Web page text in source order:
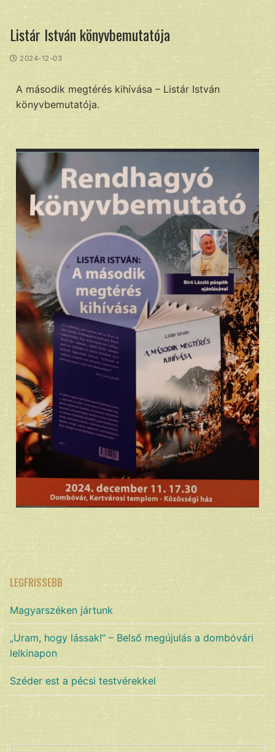
Listár István könyvbemutatója
2024-12-03
A második megtérés kihívása – Listár István
könyvbemutatója.
LEGFRISSEBB
Magyarszéken jártunk
„Uram, hogy lássak!” – Belső megújulás a dombóvári
lelkinapon
Széder est a pécsi testvérekkel